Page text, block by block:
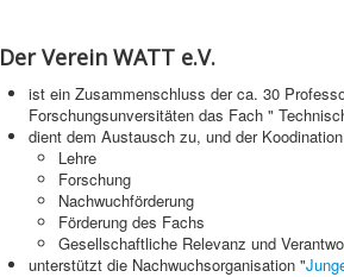
Der Verein WATT e.V.
ist ein Zusammenschluss der ca. 30
Forschungsunversitäten das Fach "
dient dem Austausch zu, und der
Lehre
Forschung
Nachwuchförderung
Förderung des Fachs
Gesellschaftliche Relevanz und
unterstützt die Nachwuchsorganisation "